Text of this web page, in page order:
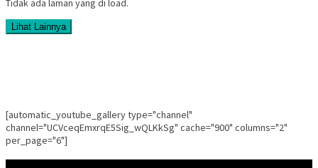
Tidak ada laman yang di load.
Lihat Lainnya
[automatic_youtube_gallery type="channel"
channel="UCVceqEmxrqE5Sig_wQLKkSg" cache="900" columns="2"
per_page="6"]